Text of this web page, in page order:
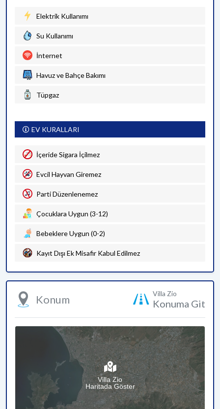
Elektrik Kullanımı
Su Kullanımı
İnternet
Havuz ve Bahçe Bakımı
Tüpgaz
EV KURALLARI
İçeride Sigara İçilmez
Evcil Hayvan Giremez
Parti Düzenlenemez
Çocuklara Uygun (3-12)
Bebeklere Uygun (0-2)
Kayıt Dışı Ek Misafir Kabul Edilmez
Konum Villa Zio
Konuma Git
Villa Zio
Haritada Göster